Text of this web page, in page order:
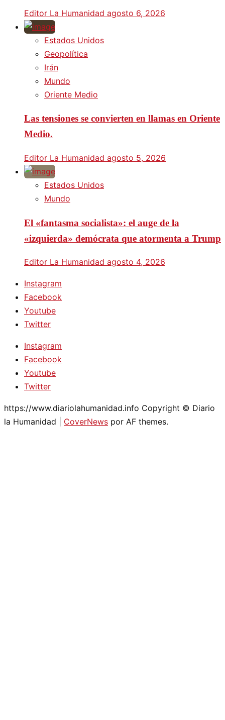
Editor La Humanidad agosto 6, 2026
Estados Unidos
Geopolítica
Irán
Mundo
Oriente Medio
Las tensiones se convierten en llamas en Oriente
Medio.
Editor La Humanidad agosto 5, 2026
Estados Unidos
Mundo
El «fantasma socialista»: el auge de la
«izquierda» demócrata que atormenta a Trump
Editor La Humanidad agosto 4, 2026
Instagram
Facebook
Youtube
Twitter
Instagram
Facebook
Youtube
Twitter
https://www.diariolahumanidad.info Copyright © Diario
la Humanidad
CoverNews por AF themes.